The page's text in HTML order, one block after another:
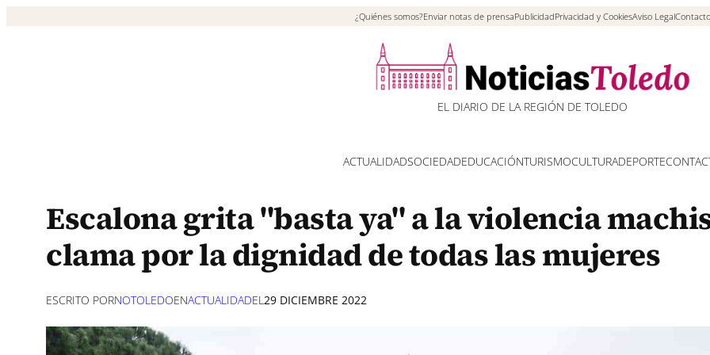
¿Quiénes somos?Enviar notas de prensaPublicidadPrivacidad y CookiesAviso LegalContacto
EL DIARIO DE LA REGIÓN DE TOLEDO
ACTUALIDADSOCIEDADEDUCACIÓNTURISMOCULTURADEPORTE
Escalona grita "basta ya" a la violencia
clama por la dignidad de todas las mujeres
ESCRITO PORNOTOLEDOENACTUALIDADEL29 DICIEMBRE 2022